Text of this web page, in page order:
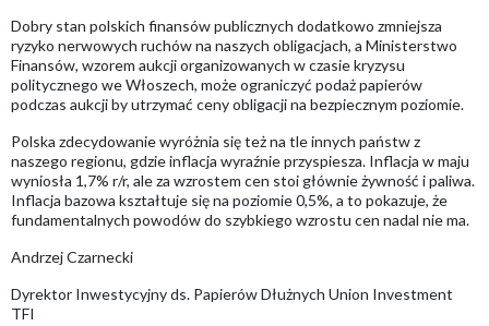
Dobry stan polskich finansów publicznych dodatkowo zmniejsza
ryzyko nerwowych ruchów na naszych obligacjach, a Ministerstwo
Finansów, wzorem aukcji organizowanych w czasie kryzysu
politycznego we Włoszech, może ograniczyć podaż papierów
podczas aukcji by utrzymać ceny obligacji na bezpiecznym poziomie.
Polska zdecydowanie wyróżnia się też na tle innych państw z
naszego regionu, gdzie inflacja wyraźnie przyspiesza. Inflacja w maju
wyniosła 1,7% r/r, ale za wzrostem cen stoi głównie żywność i paliwa.
Inflacja bazowa kształtuje się na poziomie 0,5%, a to pokazuje, że
fundamentalnych powodów do szybkiego wzrostu cen nadal nie ma.
Andrzej Czarnecki
Dyrektor Inwestycyjny ds. Papierów Dłużnych Union Investment
TFI